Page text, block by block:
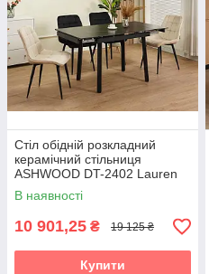
Стіл обідній розкладний
керамічний стільниця
ASHWOOD DT-2402 Lauren
Black Evrodim
В наявності
10 901,25 ₴ 19 125 ₴
Купити